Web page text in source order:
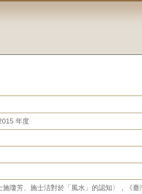
年度
施瓊芳、施士洁對於「風水」的認知〉，《